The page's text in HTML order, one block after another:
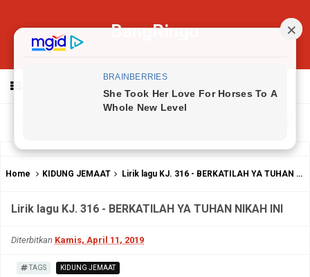
BangRingo
Home KIDUNG JEMAAT Lirik lagu KJ. 316 - BERKATILAH YA TUHAN NIKAH INI
Lirik lagu KJ. 316 - BERKATILAH YA TUHAN NIKAH INI
Diterbitkan Kamis, April 11, 2019
TAGS KIDUNG JEMAAT